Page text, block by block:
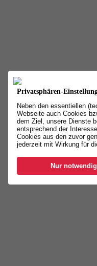
Privatsphären-
Neben den essentiellen
Webseite auch Cookies
dem Ziel, unsere Dienste
entsprechend der
Cookies aus den zuvor
jederzeit mit Wirkung für
Nur